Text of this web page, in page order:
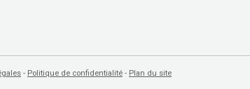
Politique de confidentialité Plan du site